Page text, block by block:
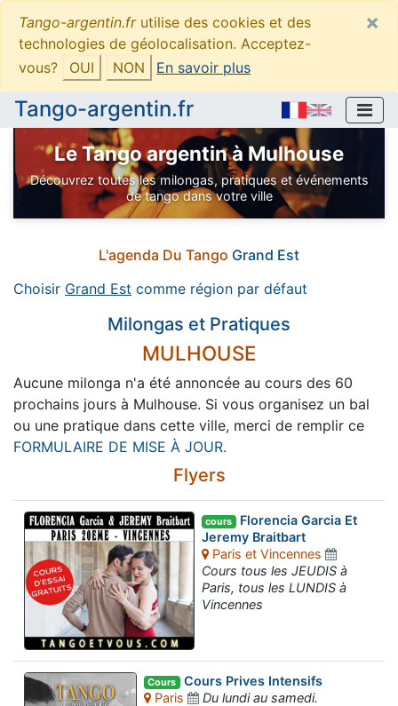
Tango-argentin.frutilise des cookies et des
technologies de géolocalisation. Acceptez-
vous?
OUI NON En savoir plus
×
Tango-argentin.fr
Le Tango argentin à Mulhouse
Découvrez toutes les milongas, pratiques et événements
de tango dans votre ville
L'agenda Du Tango Grand Est
Choisir Grand Est comme région par défaut
Milongas et Pratiques
MULHOUSE
Aucune milonga n'a été annoncée au cours des 60
prochains jours à Mulhouse. Si vous organisez un bal
ou une pratique dans cette ville, merci de remplir ce
FORMULAIRE DE MISE À JOUR.
Flyers
cours Florencia Garcia Et
Jeremy Braitbart
Paris et Vincennes
Cours tous les JEUDIS à
Paris, tous les LUNDIS à
Vincennes
Cours Cours Prives Intensifs
Paris
Du lundi au samedi.